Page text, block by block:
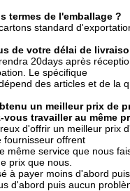
termes de l'emballage ?
standard
de votre délai de
20days après
Le spécifique
des articles et de la
un meilleur prix de
vous travailler au même
d'offrir un meilleur prix
fournisseur offrent
même service que nous
prix que nous.
à payer moins d'abord
d'abord puis aucun